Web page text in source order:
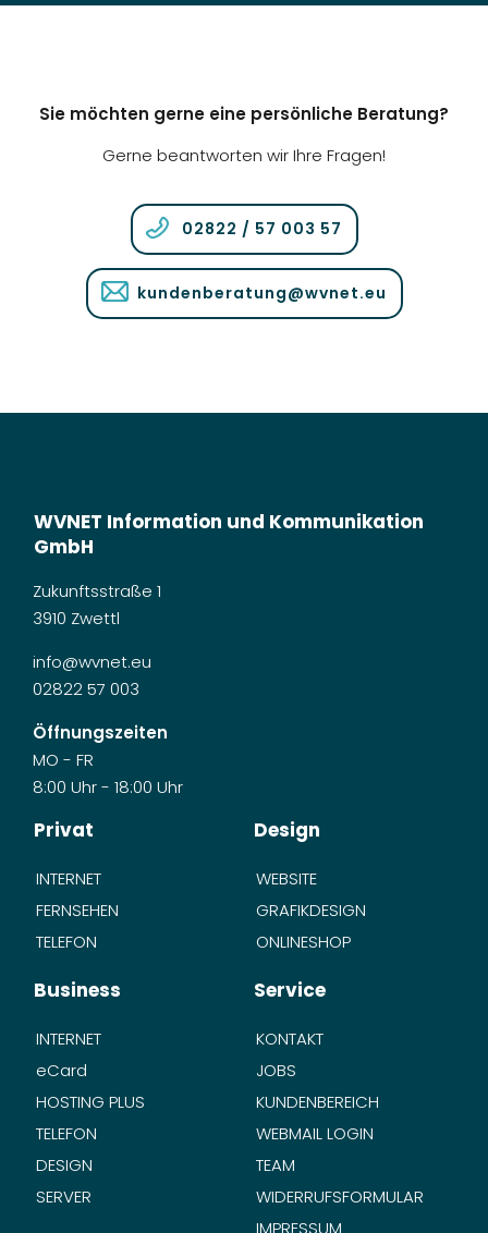
Sie möchten gerne eine persönliche Beratung?
Gerne beantworten wir Ihre Fragen!
02822 / 57 003 57
kundenberatung@wvnet.eu
WVNET Information und Kommunikation
GmbH
Zukunftsstraße 1
3910 Zwettl
info@wvnet.eu
02822 57 003
Öffnungszeiten
MO - FR
8:00 Uhr - 18:00 Uhr
Privat
INTERNET
FERNSEHEN
TELEFON
Design
WEBSITE
GRAFIKDESIGN
ONLINESHOP
Business
INTERNET
eCard
HOSTING PLUS
TELEFON
DESIGN
SERVER
Service
KONTAKT
JOBS
KUNDENBEREICH
WEBMAIL LOGIN
TEAM
WIDERRUFSFORMULAR
IMPRESSUM